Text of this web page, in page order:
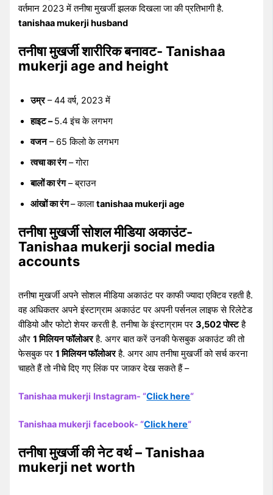
वर्तमान 2023 में तनीषा मुखर्जी झलक दिखला जा की प्रतिभागी है.
tanishaa mukerji husband
तनीषा मुखर्जी शारीरिक बनावट- Tanishaa
mukerji age and height
उम्र– 44 वर्ष, 2023 में
हाइट –5.4 इंच के लगभग
वजन– 65 किलो के लगभग
त्वचा का रंग– गोरा
बालों का रंग– ब्राउन
आंखों का रंग– कालाtanishaa mukerji age
तनीषा मुखर्जी सोशल मीडिया अकाउंट-
Tanishaa mukerji social media
accounts
तनीषा मुखर्जी अपने सोशल मीडिया अकाउंट पर काफी ज्यादा एक्टिव रहती है.
वह अधिकतर अपने इंस्टाग्राम अकाउंट पर अपनी पर्सनल लाइफ से रिलेटेड
वीडियो और फोटो शेयर करती है. तनीषा के इंस्टाग्राम पर3,502 पोस्टहै
और1 मिलियन फॉलोअरहै. अगर बात करें उनकी फेसबुक अकाउंट की तो
फेसबुक पर1 मिलियन फॉलोअरहै. अगर आप तनीषा मुखर्जी को सर्च करना
चाहते हैं तो नीचे दिए गए लिंक पर जाकर देख सकते हैं –
Tanishaa mukerji Instagram- “Click here“
Tanishaa mukerji facebook- “Click here“
तनीषा मुखर्जी की नेट वर्थ – Tanishaa
mukerji net worth